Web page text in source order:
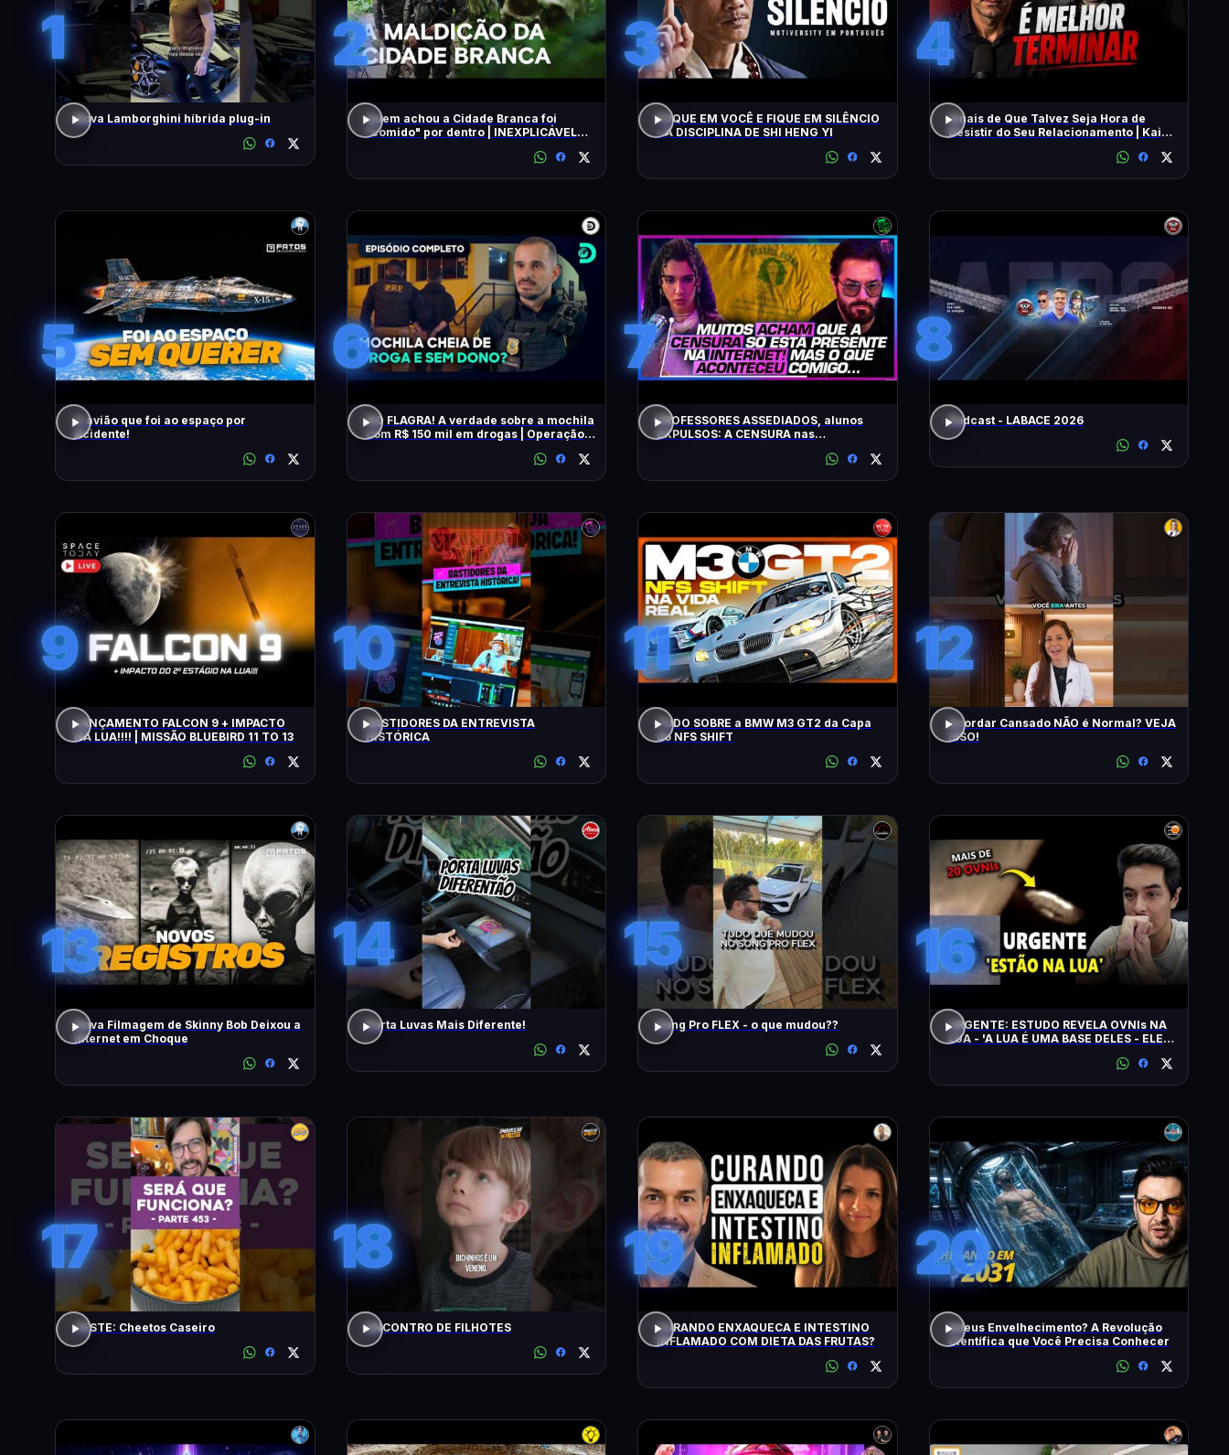
1
Nova Lamborghini híbrida plug-in
2
Quem achou a Cidade Branca foi
"comido" por dentro | INEXPLICÁVEL
3
FOQUE EM VOCÊ E FIQUE EM SILÊNCIO
– A DISCIPLINA DE SHI HENG YI
4
Sinais de Que Talvez Seja Hora de
Desistir do Seu Relacionamento | Kaio
5
O avião que foi ao espaço por
Acidente!
6
NO FLAGRA! A verdade sobre a mochila
com R$ 150 mil em drogas | Operação
7
PROFESSORES ASSEDIADOS, alunos
EXPULSOS: A CENSURA nas
8
Podcast - LABACE 2026
9
LANÇAMENTO FALCON 9 + IMPACTO
NA LUA!!!! | MISSÃO BLUEBIRD 11 TO 13
10
BASTIDORES DA ENTREVISTA
HISTÓRICA
11
TUDO SOBRE a BMW M3 GT2 da Capa
do NFS SHIFT
12
Acordar Cansado NÃO é Normal? VEJA
ISSO!
13
Nova Filmagem de Skinny Bob Deixou a
Internet em Choque
14
Porta Luvas Mais Diferente!
15
Song Pro FLEX - o que mudou??
16
URGENTE: ESTUDO REVELA OVNIs NA
LUA - 'A LUA É UMA BASE DELES - ELES
17
TESTE: Cheetos Caseiro
18
ENCONTRO DE FILHOTES
19
CURANDO ENXAQUECA E INTESTINO
INFLAMADO COM DIETA DAS FRUTAS?
20
Adeus Envelhecimento? A Revolução
Científica que Você Precisa Conhecer